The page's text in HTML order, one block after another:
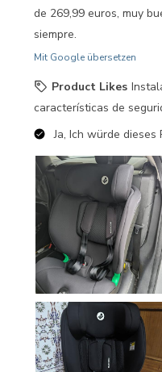
de 269,99 euros, muy
siempre.
Mit Google übersetzen
Product Likes
características de
Ja, Ich würde